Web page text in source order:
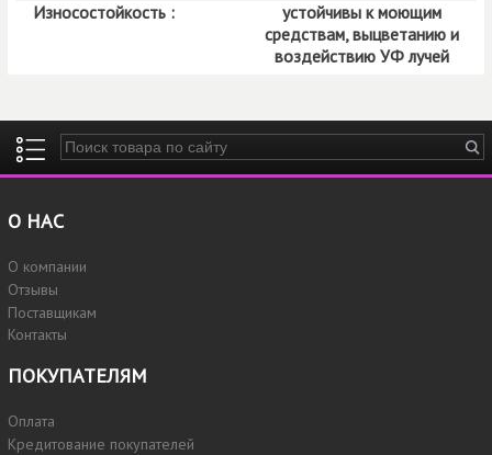
Износостойкость :
устойчивы к моющим
средствам, выцветанию и
воздействию УФ лучей
Введите ключевые слова для поиска
О НАС
О компании
Отзывы
Поставщикам
Контакты
ПОКУПАТЕЛЯМ
Оплата
Кредитование покупателей